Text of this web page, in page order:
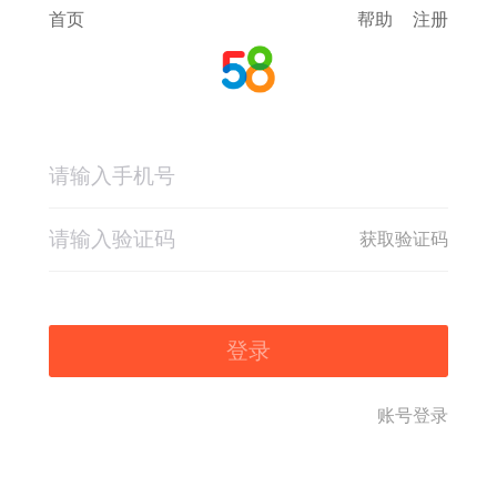
首页 帮助 注册
获取验证码
登录
账号登录